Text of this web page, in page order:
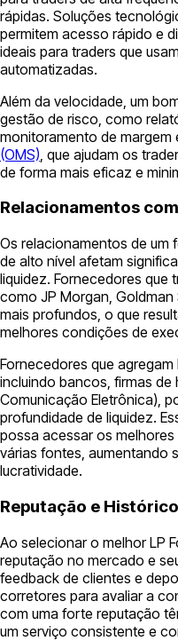
rápidas. Soluções
permitem acesso rápido e
ideais para traders que
automatizadas.
Além da velocidade, um
gestão de risco, como
monitoramento de margem
(OMS) , que ajudam os
de forma mais eficaz e
Relacionamentos
Os relacionamentos de um
de alto nível afetam
liquidez. Fornecedores que
como JP Morgan,
mais profundos, o que
melhores condições de
Fornecedores que
incluindo bancos, firmas de
Comunicação Eletrônica),
profundidade de liquidez.
possa acessar os
várias fontes, aumentando
lucratividade.
Reputação e Histórico
Ao selecionar o melhor LP
reputação no mercado e
feedback de clientes e
corretores para avaliar a
com uma forte reputação
um serviço consistente e